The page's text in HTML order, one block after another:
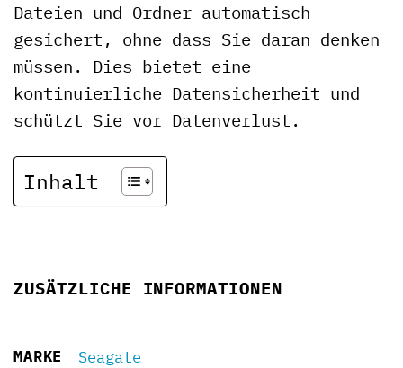
Dateien und Ordner automatisch
gesichert, ohne dass Sie daran denken
müssen. Dies bietet eine
kontinuierliche Datensicherheit und
schützt Sie vor Datenverlust.
Inhalt
ZUSÄTZLICHE INFORMATIONEN
MARKE Seagate